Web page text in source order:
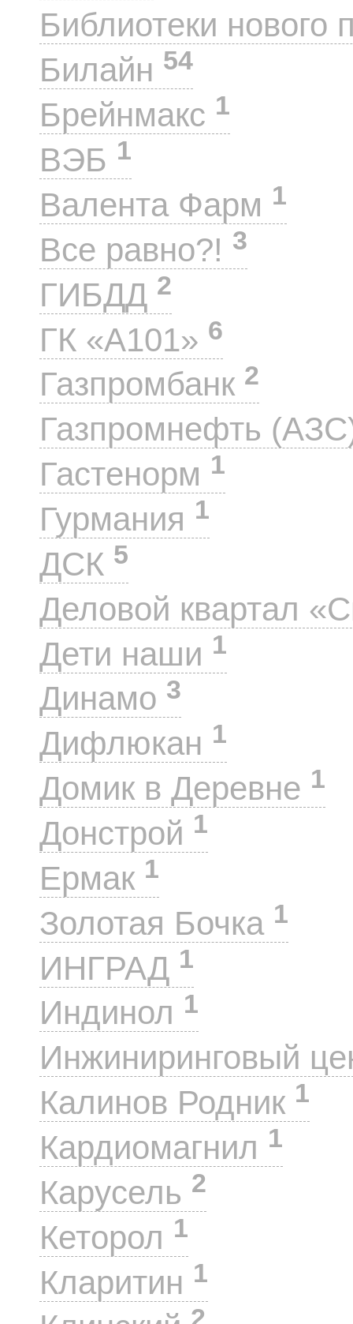
Библиотеки нового
Билайн 54
Брейнмакс 1
ВЭБ 1
Валента Фарм 1
Все равно?! 3
ГИБДД 2
ГК «А101» 6
Газпромбанк 2
Газпромнефть
Гастенорм 1
Гурмания 1
ДСК 5
Деловой квартал
Дети наши 1
Динамо 3
Дифлюкан 1
Домик в Деревне 1
Донстрой 1
Ермак 1
Золотая Бочка 1
ИНГРАД 1
Индинол 1
Инжиниринговый
Калинов Родник 1
Кардиомагнил 1
Карусель 2
Кеторол 1
Кларитин 1
2